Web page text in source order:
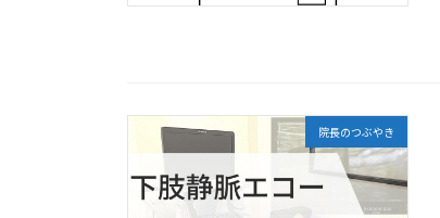
院長のつぶやき